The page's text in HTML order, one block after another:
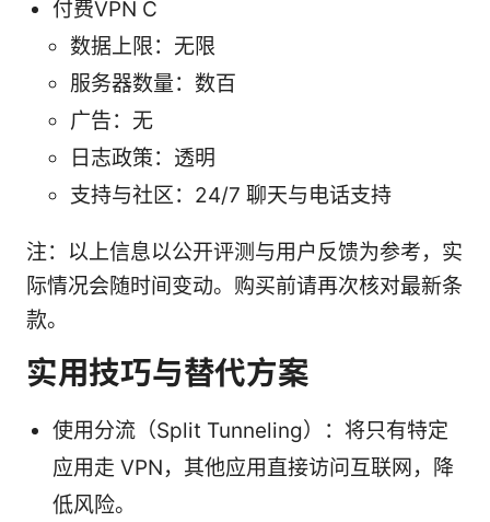
付费VPN C
数据上限：无限
服务器数量：数百
广告：无
日志政策：透明
支持与社区：24/7 聊天与电话支持
注：以上信息以公开评测与用户反馈为参考，实
际情况会随时间变动。购买前请再次核对最新条
款。
实用技巧与替代方案
使用分流（Split Tunneling）：将只有特定
应用走 VPN，其他应用直接访问互联网，降
低风险。